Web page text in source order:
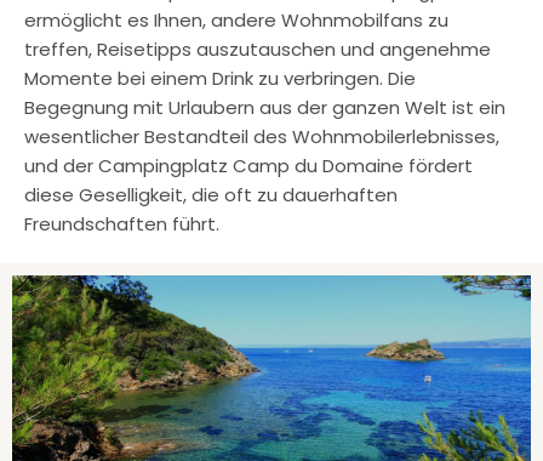
ermöglicht es Ihnen, andere Wohnmobilfans zu
treffen, Reisetipps auszutauschen und angenehme
Momente bei einem Drink zu verbringen. Die
Begegnung mit Urlaubern aus der ganzen Welt ist ein
wesentlicher Bestandteil des Wohnmobilerlebnisses,
und der Campingplatz Camp du Domaine fördert
diese Geselligkeit, die oft zu dauerhaften
Freundschaften führt.